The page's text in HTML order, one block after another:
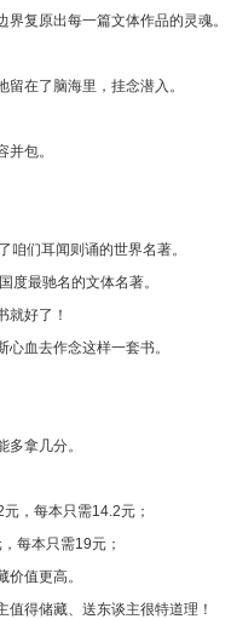
复原出每一篇文体作品的灵魂。
在了脑海里，挂念潜入。
包。
咱们耳闻则诵的世界名著。
度最驰名的文体名著。
就好了！
血去作念这样一套书。
拿几分。
，每本只需14.2元；
每本只需19元；
值更高。
得储藏、送东谈主很特道理！